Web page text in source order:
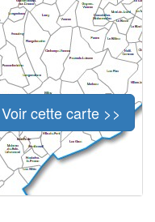
Voir cette carte >>